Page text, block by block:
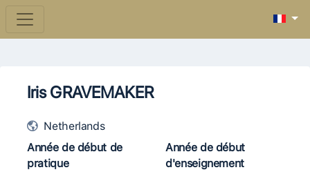
Iris GRAVEMAKER
Netherlands
Année de début de
pratique
Année de début
d'enseignement